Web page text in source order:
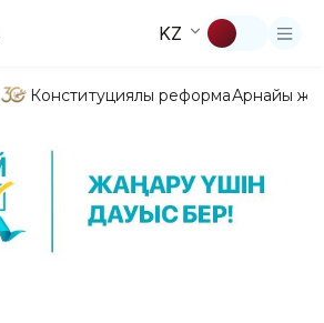
KZ
Конституциялық реформаАрнайы